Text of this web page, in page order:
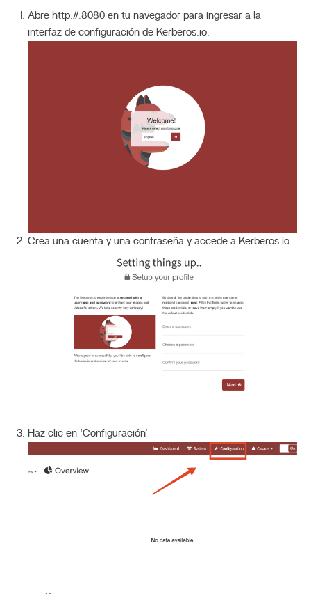
Abre http://:8080 en tu navegador para ingresar a la
interfaz de configuración de Kerberos.io.
Crea una cuenta y una contraseña y accede a Kerberos.io.
Haz clic en ‘Configuración’